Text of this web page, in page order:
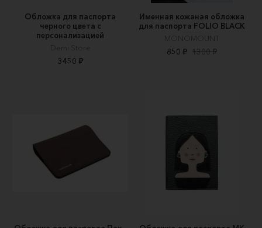
Обложка для паспорта
черного цвета с
персонализацией
Demi Store
3450 ₽
Именная кожаная обложка
для паспорта FOLIO BLACK
MONOMOUNT
850 ₽ 1300 ₽